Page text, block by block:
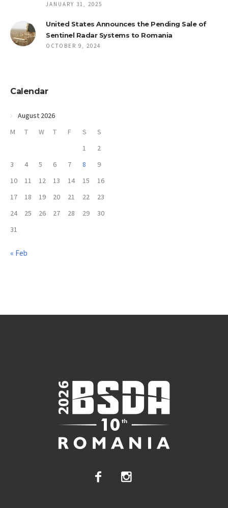
JANUARY 31, 2025
United States Announces the Pending Sale of
Sentinel Radar Systems to Romania
OCTOBER 9, 2024
Calendar
August 2026
M
T W T F S
S
1
2
3
4 5 6 7 8
9
10
11 12 13 14 15
16
17
18 19 20 21 22
23
24
25 26 27 28 29
30
31
« Feb